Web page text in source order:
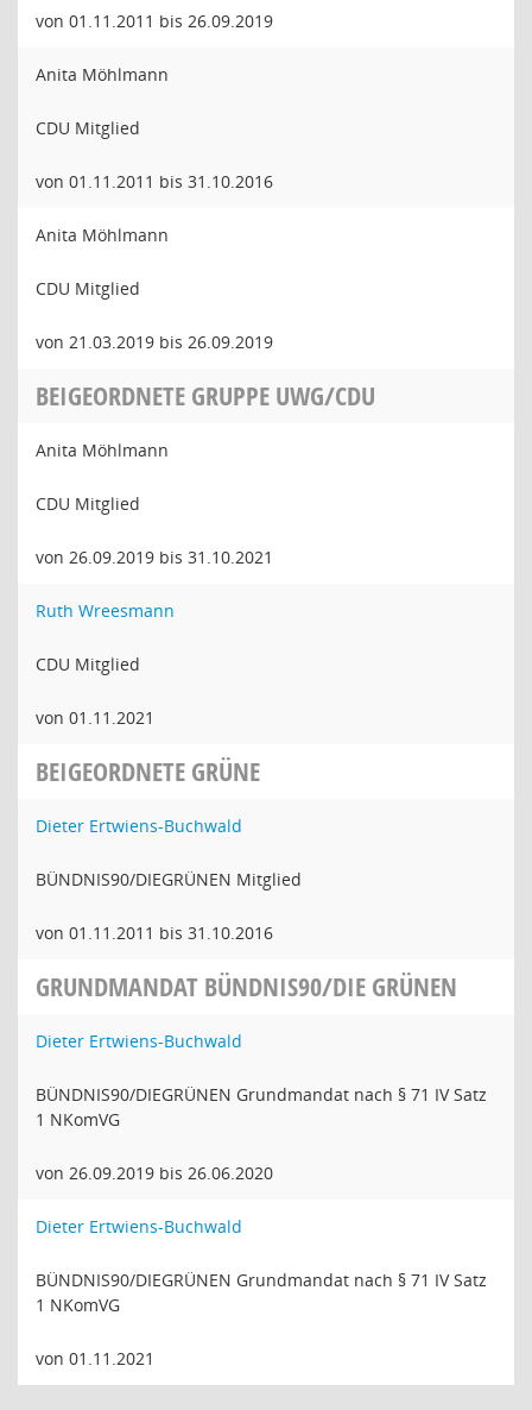
von 01.11.2011 bis 26.09.2019
Anita Möhlmann
CDU Mitglied
von 01.11.2011 bis 31.10.2016
Anita Möhlmann
CDU Mitglied
von 21.03.2019 bis 26.09.2019
BEIGEORDNETE GRUPPE UWG/CDU
Anita Möhlmann
CDU Mitglied
von 26.09.2019 bis 31.10.2021
Ruth Wreesmann
CDU Mitglied
von 01.11.2021
BEIGEORDNETE GRÜNE
Dieter Ertwiens-Buchwald
BÜNDNIS90/DIEGRÜNEN Mitglied
von 01.11.2011 bis 31.10.2016
GRUNDMANDAT BÜNDNIS90/DIE GRÜNEN
Dieter Ertwiens-Buchwald
BÜNDNIS90/DIEGRÜNEN Grundmandat nach § 71 IV Satz
1 NKomVG
von 26.09.2019 bis 26.06.2020
Dieter Ertwiens-Buchwald
BÜNDNIS90/DIEGRÜNEN Grundmandat nach § 71 IV Satz
1 NKomVG
von 01.11.2021